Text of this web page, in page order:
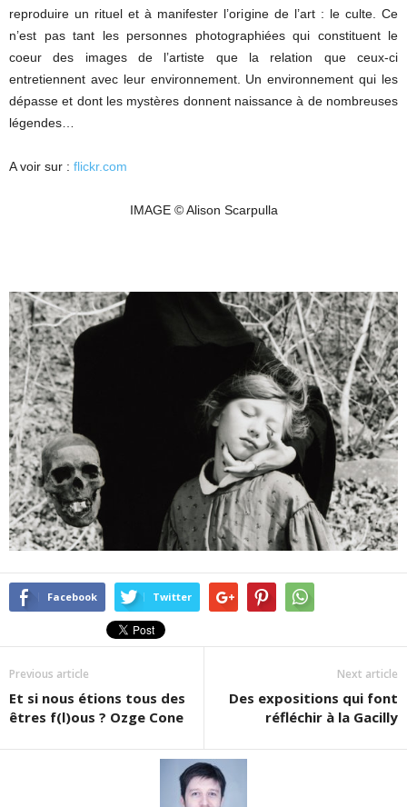
reproduire un rituel et à manifester l’origine de l’art : le culte. Ce
n’est pas tant les personnes photographiées qui constituent le
coeur des images de l’artiste que la relation que ceux-ci
entretiennent avec leur environnement. Un environnement qui les
dépasse et dont les mystères donnent naissance à de nombreuses
légendes…
A voir sur : flickr.com
IMAGE © Alison Scarpulla
Facebook Twitter
Previous article
Et si nous étions tous des
êtres f(l)ous ? Ozge Cone
Next article
Des expositions qui font
réfléchir à la Gacilly